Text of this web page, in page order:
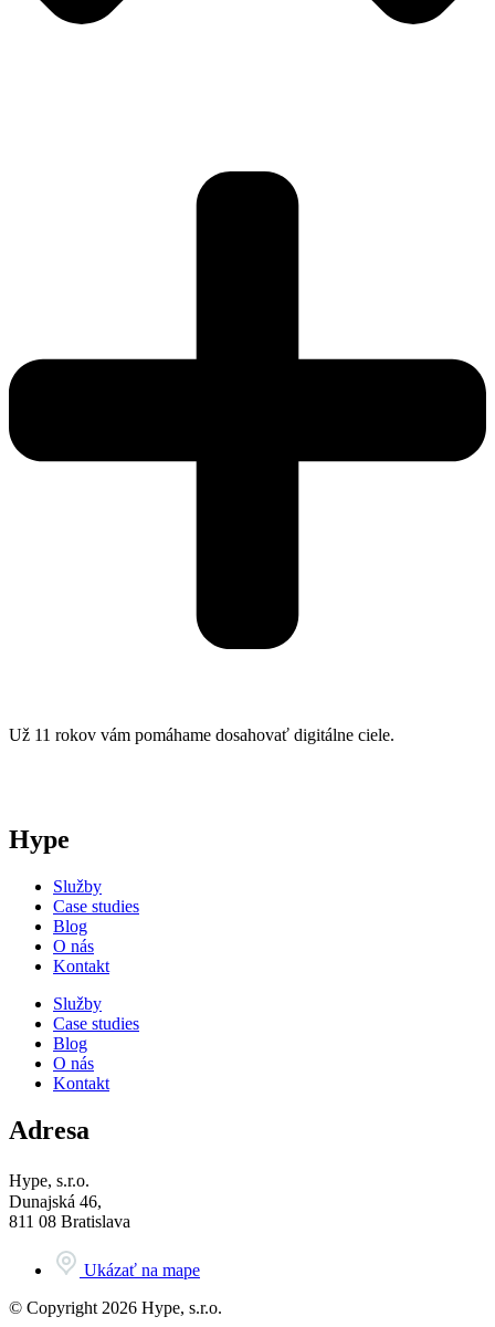
Už 11 rokov vám pomáhame dosahovať digitálne ciele.
Hype
Služby
Case studies
Blog
O nás
Kontakt
Služby
Case studies
Blog
O nás
Kontakt
Adresa
Hype, s.r.o.
Dunajská 46,
811 08 Bratislava
Ukázať na mape
© Copyright 2026 Hype, s.r.o.